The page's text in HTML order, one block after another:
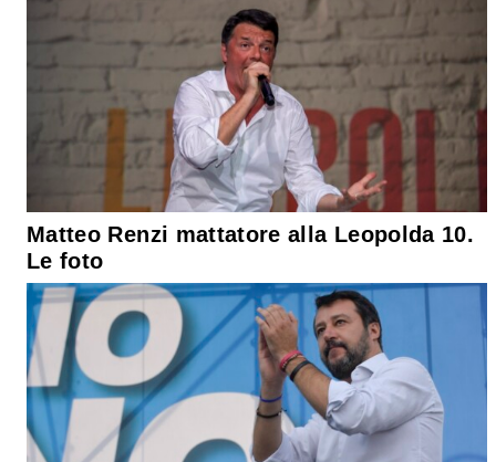
Matteo Renzi mattatore alla Leopolda 10.
Le foto